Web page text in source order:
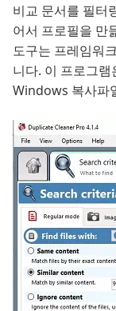
비교 문서를 필터
어서 프로필을 만
도구는 프레임워
니다. 이 프로그
Windows 복사파